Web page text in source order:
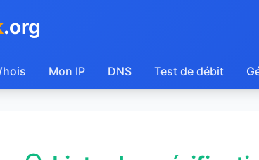
.org
Mon IP DNS Test de débit